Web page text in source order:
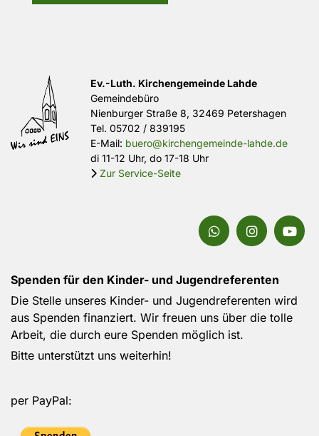
Ev.-Luth. Kirchengemeinde Lahde
Gemeindebüro
Nienburger Straße 8, 32469 Petershagen
Tel. 05702 / 839195
E-Mail: buero@kirchengemeinde-lahde.de
di 11-12 Uhr, do 17-18 Uhr
 Zur Service-Seite
Spenden für den Kinder- und Jugendreferenten
Die Stelle unseres Kinder- und Jugendreferenten wird
aus Spenden finanziert. Wir freuen uns über die tolle
Arbeit, die durch eure Spenden möglich ist.
Bitte unterstützt uns weiterhin!
per PayPal: